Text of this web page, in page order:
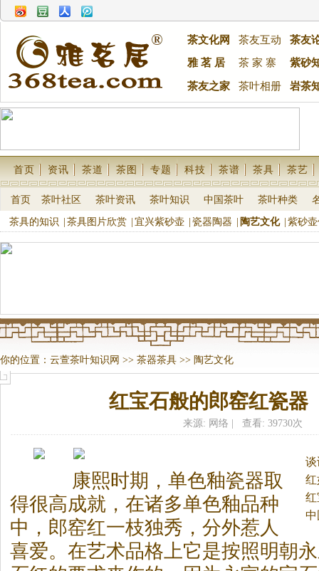
茶文化网 茶友互动
茶友
雅 茗 居
茶 家 寨 紫砂
茶友之家 茶叶相册 岩茶
首页 资讯 茶道 茶图 专题 科技 茶谱 茶具 茶艺
首页 茶叶社区 茶叶资讯 茶叶知识 中国茶叶 茶叶种类
茶具的知识 茶具图片欣赏 宜兴紫砂壶 瓷器陶器 陶艺文化 紫砂
你的位置： 云萱茶叶知识网 >> 茶器茶具 >> 陶艺文化
红宝石般的郎窑红瓷器
来源: 网络 | 查看: 39730次
康熙时期，单色釉瓷器取
得很高成就，在诸多单色釉品种
中，郎窑红一枝独秀，分外惹人
喜爱。 在艺术品格上它是按照明朝